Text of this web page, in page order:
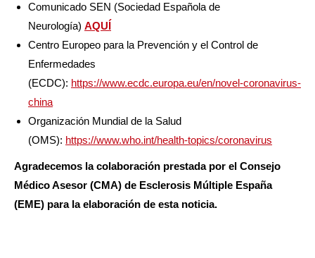
Comunicado SEN (Sociedad Española de
Neurología) AQUÍ
Centro Europeo para la Prevención y el Control de
Enfermedades
(ECDC): https://www.ecdc.europa.eu/en/novel-coronavirus-
china
Organización Mundial de la Salud
(OMS): https://www.who.int/health-topics/coronavirus
Agradecemos la colaboración prestada por el Consejo
Médico Asesor (CMA) de Esclerosis Múltiple España
(EME) para la elaboración de esta noticia.